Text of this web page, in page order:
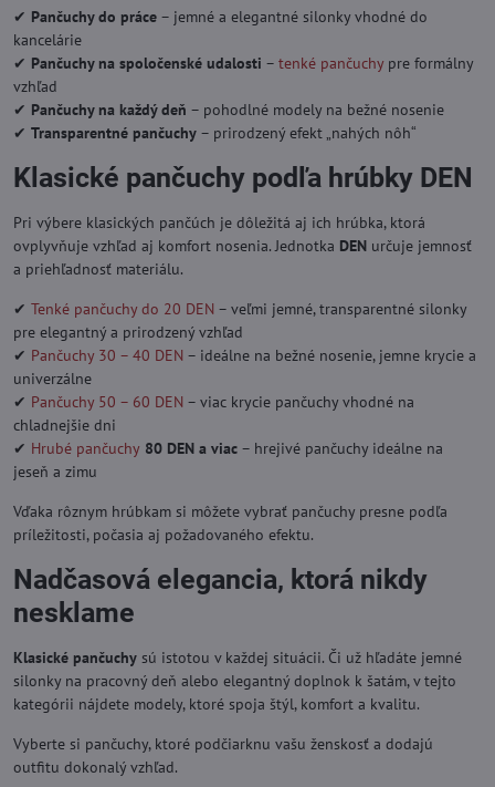
✔ Pančuchy do práce – jemné a elegantné silonky vhodné do
kancelárie
✔ Pančuchy na spoločenské udalosti – tenké pančuchy pre formálny
vzhľad
✔ Pančuchy na každý deň – pohodlné modely na bežné nosenie
✔ Transparentné pančuchy – prirodzený efekt „nahých nôh“
Klasické pančuchy podľa hrúbky DEN
Pri výbere klasických pančúch je dôležitá aj ich hrúbka, ktorá
ovplyvňuje vzhľad aj komfort nosenia. Jednotka DEN určuje jemnosť
a priehľadnosť materiálu.
✔ Tenké pančuchy do 20 DEN – veľmi jemné, transparentné silonky
pre elegantný a prirodzený vzhľad
✔ Pančuchy 30 – 40 DEN – ideálne na bežné nosenie, jemne krycie a
univerzálne
✔ Pančuchy 50 – 60 DEN – viac krycie pančuchy vhodné na
chladnejšie dni
✔ Hrubé pančuchy 80 DEN a viac – hrejivé pančuchy ideálne na
jeseň a zimu
Vďaka rôznym hrúbkam si môžete vybrať pančuchy presne podľa
príležitosti, počasia aj požadovaného efektu.
Nadčasová elegancia, ktorá nikdy
nesklame
Klasické pančuchy sú istotou v každej situácii. Či už hľadáte jemné
silonky na pracovný deň alebo elegantný doplnok k šatám, v tejto
kategórii nájdete modely, ktoré spoja štýl, komfort a kvalitu.
Vyberte si pančuchy, ktoré podčiarknu vašu ženskosť a dodajú
outfitu dokonalý vzhľad.